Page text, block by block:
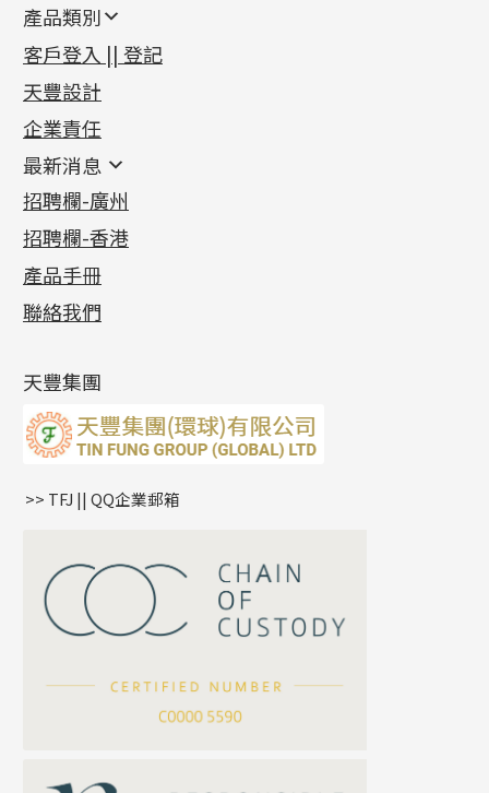
公司名稱
產品類別
新產品
足金系列
足金配件
機織鏈系列
珠仔鏈
镶口链
管狀網鏈
十字車花鏈系列
十字閃O鏈系列
十字錘打鏈系列
側身車花鏈系列
側身鏈系列
雙十字鏈系列
水波鏈系列
蛇骨鏈系列
鏈尾系列
嘴唇鏈系列
S車花鏈系列
珍珠鏈系列
坦克鏈系列
滿天星鏈系列
方假繩鏈系列
首飾配件
耳環類配件
卷迫系列
螺絲迫系列
梅花迫系列
平臺迫系列
綫拍系列
美拍系列
耳環扣系列
耳綫/耳鈎系列
耳環爪頭
耳環
鏈類配件
動感車花吊墜
調節珠系列
生圈扣系列
龍蝦扣系列
鴨俐制系列
字母吊墜
相盒吊墜
項鏈吊墜
生肖吊墜
星座吊墜
珠扣
其他類配件
珠盤系列
袖口鈕系列
焊片及鐳射綫
空心車花管
珠類配件
無孔光身珠
空心光身珠
無孔批花珠
鑲口類
四爪頭系列
六爪頭系列
車花片
動感車花片
鑲口戒指
鑲口手鏈系列
首飾系列
手镯系列
戒指系列
空心耳環
空心车花管首饰链
空心手鐲系列
貴金屬原料
千足金
記憶金屬系列
記憶戒指
拉簧珠珠手鏈
記憶鈦手鐲
客戶登入 || 登記
天豐設計
企業責任
最新消息
最新消息
各項證書(2)
相片集(9)
展覽會資訊
最新產品資訊
招聘欄-廣州
招聘欄-香港
產品手冊
聯絡我們
天豐集團
>> TFJ || QQ企業郵箱